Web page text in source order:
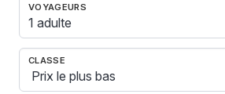
VOYAGEURS
1 adulte
CLASSE